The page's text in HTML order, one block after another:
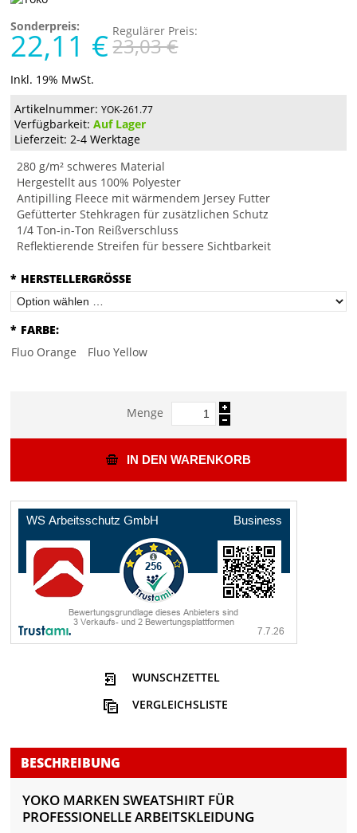
Sonderpreis:
22,11 € Regulärer Preis:
23,03 €
Inkl. 19% MwSt.
Artikelnummer: YOK-261.77
Verfügbarkeit:Auf Lager
Lieferzeit: 2-4 Werktage
280 g/m² schweres Material
Hergestellt aus 100% Polyester
Antipilling Fleece mit wärmendem Jersey Futter
Gefütterter Stehkragen für zusätzlichen Schutz
1/4 Ton-in-Ton Reißverschluss
Reflektierende Streifen für bessere Sichtbarkeit
* HERSTELLERGRÖSSE
* FARBE:
Fluo Orange
Fluo Yellow
Menge
IN DEN WARENKORB
WUNSCHZETTEL
VERGLEICHSLISTE
BESCHREIBUNG
YOKO MARKEN SWEATSHIRT FÜR
PROFESSIONELLE ARBEITSKLEIDUNG